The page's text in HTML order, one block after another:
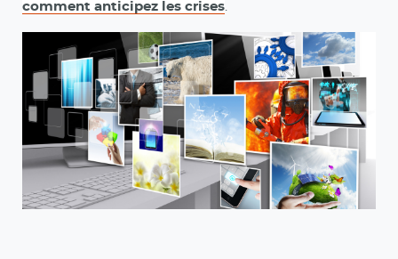
comment anticipez les crises